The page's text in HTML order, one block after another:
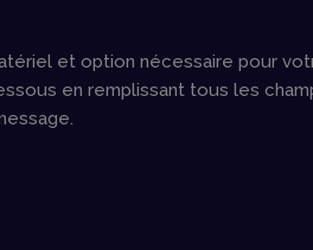
et option nécessaire pour
en remplissant tous les